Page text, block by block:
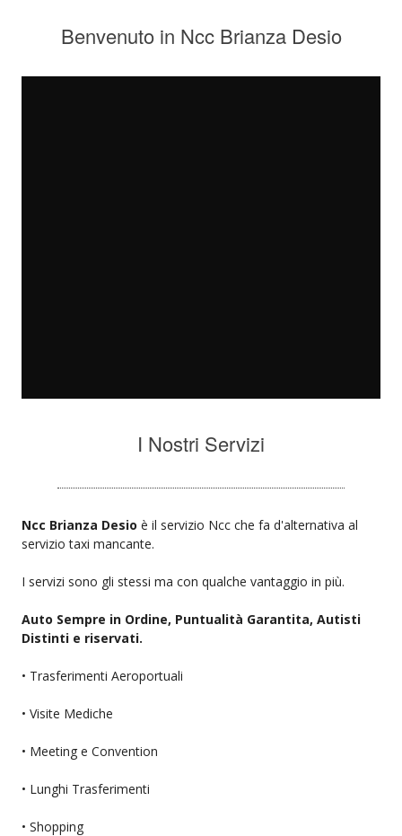
Benvenuto in Ncc Brianza Desio
I Nostri Servizi
Ncc Brianza Desio è il servizio Ncc che fa d'alternativa al
servizio taxi mancante.
I servizi sono gli stessi ma con qualche vantaggio in più.
Auto Sempre in Ordine, Puntualità Garantita, Autisti
Distinti e riservati.
• Trasferimenti Aeroportuali
• Visite Mediche
• Meeting e Convention
• Lunghi Trasferimenti
• Shopping